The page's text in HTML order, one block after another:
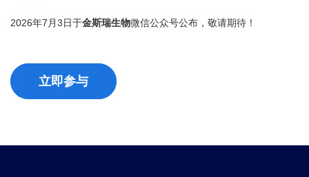
2026年7月3日于金斯瑞生物微信公众号公布，敬请期待！
立即参与